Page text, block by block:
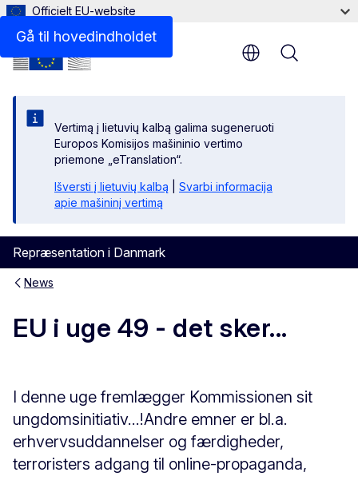
Gå til hovedindholdet
Officielt EU-website
Vertimą į lietuvių kalbą galima sugeneruoti
Europos Komisijos mašininio vertimo
priemone „eTranslation“.
Išversti į lietuvių kalbą
Svarbi informacija
apie mašininį vertimą
Repræsentation i Danmark
Menu
News
EU i uge 49 - det sker...
I denne uge fremlægger Kommissionen sit
ungdomsinitiativ...!Andre emner er bl.a.
erhvervsuddannelser og færdigheder,
terroristers adgang til online-propaganda,